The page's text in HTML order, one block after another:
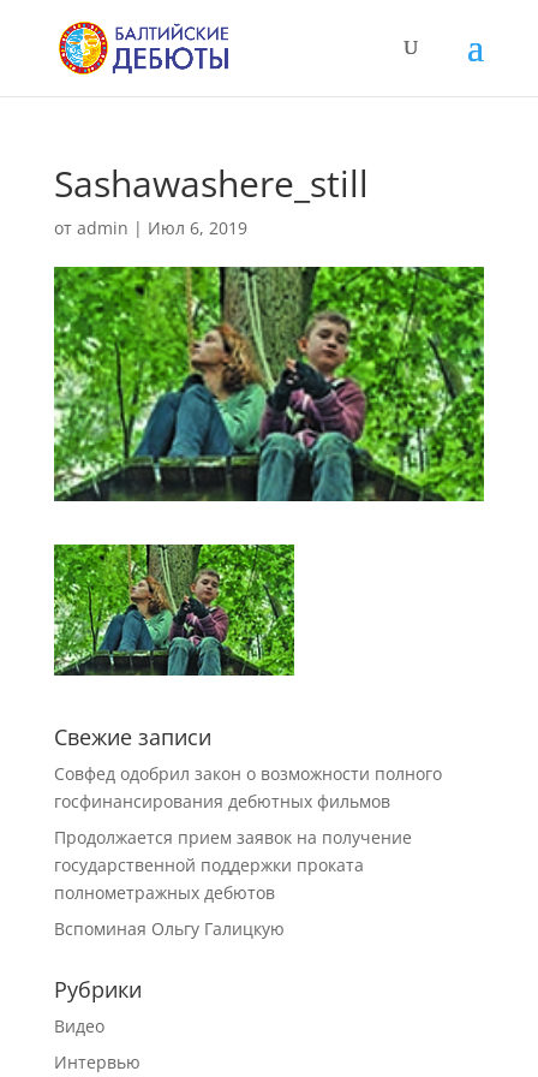
Sashawashere_still
от admin | Июл 6, 2019
Свежие записи
Совфед одобрил закон о возможности полного
госфинансирования дебютных фильмов
Продолжается прием заявок на получение
государственной поддержки проката
полнометражных дебютов
Вспоминая Ольгу Галицкую
Рубрики
Видео
Интервью